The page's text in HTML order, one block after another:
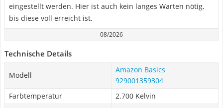
eingestellt werden. Hier ist auch kein langes Warten nötig,
bis diese voll erreicht ist.
08/2026
Technische Details
Modell
Amazon Basics
929001359304
Farbtemperatur
2.700 Kelvin